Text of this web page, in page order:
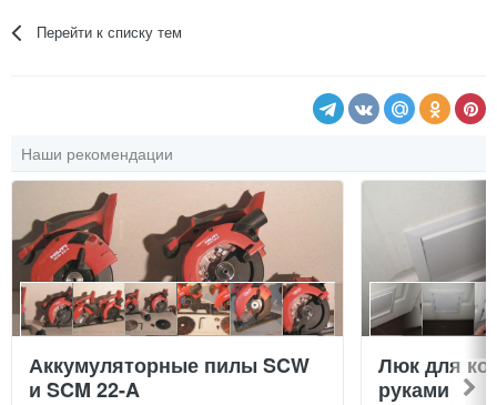
Перейти к списку тем
Наши рекомендации
Аккумуляторные пилы SCW
и SCM 22-A
Люк для
руками